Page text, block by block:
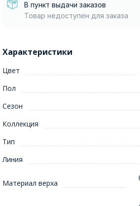
В пункт выдачи заказов
Товар недоступен для заказа
Характеристики
Цвет
Пол
Сезон
Коллекция
Тип
Линия
Материал верха